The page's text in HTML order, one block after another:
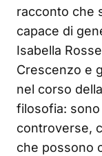
racconto che
capace di
Isabella
Crescenzo e
nel corso
filosofia:
controverse,
che possono